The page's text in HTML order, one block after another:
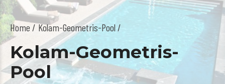
Home Kolam-Geometris-Pool /
Kolam-Geometris-
Pool